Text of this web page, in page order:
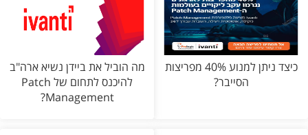
כיצד ניתן למנוע 40% מפריצות
הסייבר?
מה הוביל את ביידן נשיא ארה"ב
להיכנס לתחום של Patch
Management?